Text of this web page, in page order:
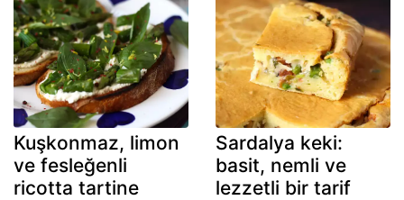
Kuşkonmaz, limon
ve fesleğenli
ricotta tartine
Sardalya keki:
basit, nemli ve
lezzetli bir tarif